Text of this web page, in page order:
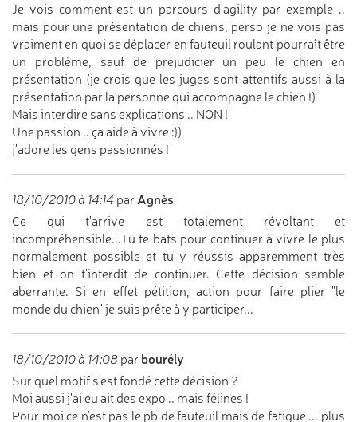
Je vois comment est un parcours d'agility par exemple ..
mais pour une présentation de chiens, perso je ne vois pas
vraiment en quoi se déplacer en fauteuil roulant pourraît être
un problème, sauf de préjudicier un peu le chien en
présentation (je crois que les juges sont attentifs aussi à la
présentation par la personne qui accompagne le chien !)
Mais interdire sans explications .. NON !
Une passion .. ça aide à vivre :))
j'adore les gens passionnés !
18/10/2010 à 14:14 par Agnès
Ce qui t'arrive est totalement révoltant et
incompréhensible...Tu te bats pour continuer à vivre le plus
normalement possible et tu y réussis apparemment très
bien et on t'interdit de continuer. Cette décision semble
aberrante. Si en effet pétition, action pour faire plier "le
monde du chien" je suis prête à y participer...
18/10/2010 à 14:08 par bourély
Sur quel motif s'est fondé cette décision ?
Moi aussi j'ai eu ait des expo .. mais félines !
Pour moi ce n'est pas le pb de fauteuil mais de fatigue ... plus